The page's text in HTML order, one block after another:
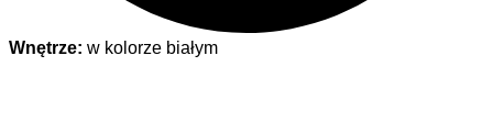
Wnętrze: w kolorze białym